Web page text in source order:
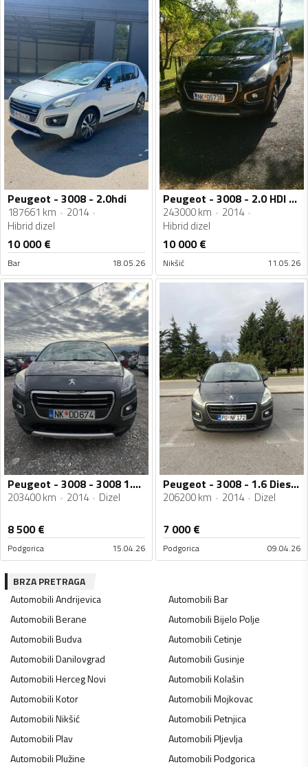
Peugeot - 3008 - 2.0hdi
187661 km
2014
Hibrid dizel
10 000€
Bar 18.05.26
Peugeot - 3008 - 2.0 HDI HYBRID
243000 km
2014
Hibrid dizel
10 000€
Nikšić 11.05.26
Peugeot - 3008 - 3008 1.6 HDI AUTOMATIC
203400 km 2014 Dizel
8 500€
Podgorica 15.04.26
Peugeot - 3008 - 1.6 Diesel Automatic
206200 km 2014 Dizel
7 000€
Podgorica 09.04.26
BRZA PRETRAGA
AutomobiliAndrijevica AutomobiliBar
AutomobiliBerane AutomobiliBijelo Polje
AutomobiliBudva AutomobiliCetinje
AutomobiliDanilovgrad AutomobiliGusinje
AutomobiliHerceg Novi AutomobiliKolašin
AutomobiliKotor AutomobiliMojkovac
AutomobiliNikšić AutomobiliPetnjica
AutomobiliPlav AutomobiliPljevlja
AutomobiliPlužine AutomobiliPodgorica